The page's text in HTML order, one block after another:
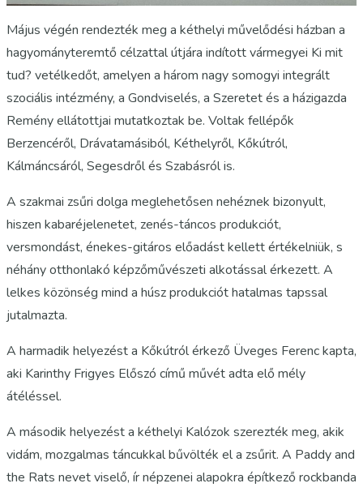
Május végén rendezték meg a kéthelyi művelődési házban a
hagyományteremtő célzattal útjára indított vármegyei Ki mit
tud? vetélkedőt, amelyen a három nagy somogyi integrált
szociális intézmény, a Gondviselés, a Szeretet és a házigazda
Remény ellátottjai mutatkoztak be. Voltak fellépők
Berzencéről, Drávatamásiból, Kéthelyről, Kőkútról,
Kálmáncsáról, Segesdről és Szabásról is.
A szakmai zsűri dolga meglehetősen nehéznek bizonyult,
hiszen kabaréjelenetet, zenés-táncos produkciót,
versmondást, énekes-gitáros előadást kellett értékelniük, s
néhány otthonlakó képzőművészeti alkotással érkezett. A
lelkes közönség mind a húsz produkciót hatalmas tapssal
jutalmazta.
A harmadik helyezést a Kőkútról érkező Üveges Ferenc kapta,
aki Karinthy Frigyes Előszó című művét adta elő mély
átéléssel.
A második helyezést a kéthelyi Kalózok szerezték meg, akik
vidám, mozgalmas táncukkal bűvölték el a zsűrit. A Paddy and
the Rats nevet viselő, ír népzenei alapokra építkező rockbanda